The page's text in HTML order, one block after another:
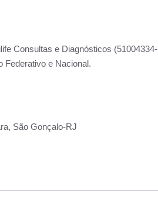
Consultas e Diagnósticos
Federativo e Nacional.
São Gonçalo-RJ